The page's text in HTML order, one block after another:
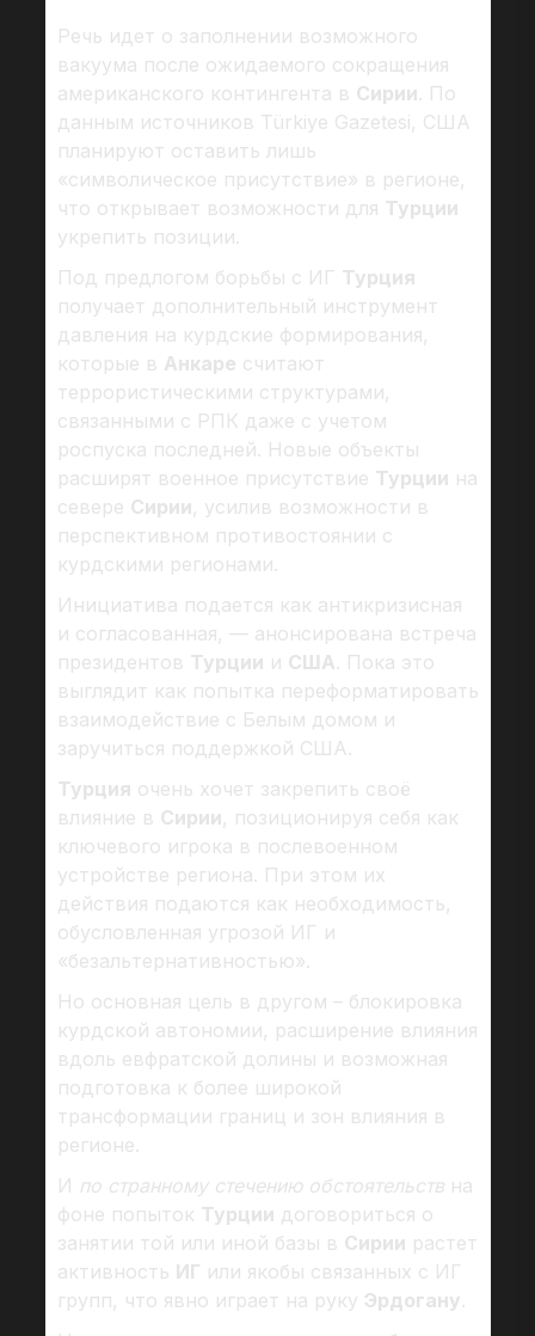
Речь идет о заполнении возможного
вакуума после ожидаемого сокращения
американского контингента в Сирии. По
данным источников Türkiye Gazetesi, США
планируют оставить лишь
«символическое присутствие» в регионе,
что открывает возможности для Турции
укрепить позиции.
Под предлогом борьбы с ИГ Турция
получает дополнительный инструмент
давления на курдские формирования,
которые в Анкаре считают
террористическими структурами,
связанными с РПК даже с учетом
роспуска последней. Новые объекты
расширят военное присутствие Турции на
севере Сирии, усилив возможности в
перспективном противостоянии с
курдскими регионами.
Инициатива подается как антикризисная
и согласованная, — анонсирована встреча
президентов Турции и США. Пока это
выглядит как попытка переформатировать
взаимодействие с Белым домом и
заручиться поддержкой США.
Турция очень хочет закрепить своё
влияние в Сирии, позиционируя себя как
ключевого игрока в послевоенном
устройстве региона. При этом их
действия подаются как необходимость,
обусловленная угрозой ИГ и
«безальтернативностью».
Но основная цель в другом – блокировка
курдской автономии, расширение влияния
вдоль евфратской долины и возможная
подготовка к более широкой
трансформации границ и зон влияния в
регионе.
И по странному стечению обстоятельствна
фоне попыток Турции договориться о
занятии той или иной базы в Сирии растет
активность ИГ или якобы связанных с ИГ
групп, что явно играет на руку Эрдогану.